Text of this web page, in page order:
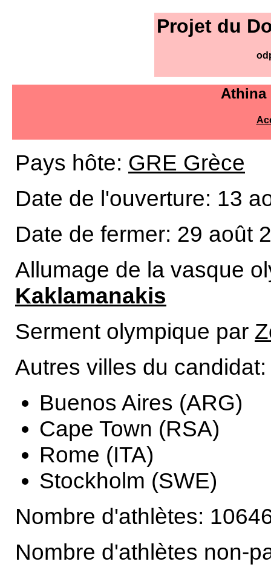
Projet du
Athina
Pays hôte: GRE Grèce
Date de l'ouverture: 13
Date de fermer: 29 août
Allumage de la vasque
Kaklamanakis
Serment olympique par
Autres villes du candidat:
Buenos Aires (ARG)
Cape Town (RSA)
Rome (ITA)
Stockholm (SWE)
Nombre d'athlètes:
Nombre d'athlètes non-